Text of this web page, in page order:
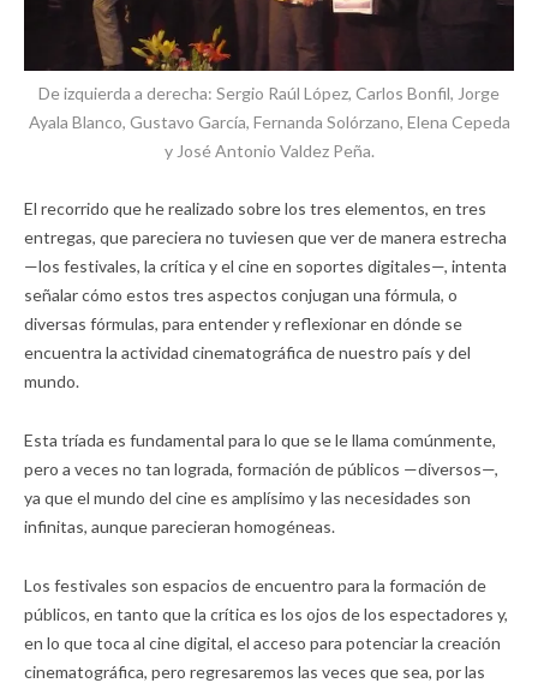
De izquierda a derecha: Sergio Raúl López, Carlos Bonfil, Jorge
Ayala Blanco, Gustavo García, Fernanda Solórzano, Elena Cepeda
y José Antonio Valdez Peña.
El recorrido que he realizado sobre los tres elementos, en tres
entregas, que pareciera no tuviesen que ver de manera estrecha
—los festivales, la crítica y el cine en soportes digitales—, intenta
señalar cómo estos tres aspectos conjugan una fórmula, o
diversas fórmulas, para entender y reflexionar en dónde se
encuentra la actividad cinematográfica de nuestro país y del
mundo.
Esta tríada es fundamental para lo que se le llama comúnmente,
pero a veces no tan lograda, formación de públicos —diversos—,
ya que el mundo del cine es amplísimo y las necesidades son
infinitas, aunque parecieran homogéneas.
Los festivales son espacios de encuentro para la formación de
públicos, en tanto que la crítica es los ojos de los espectadores y,
en lo que toca al cine digital, el acceso para potenciar la creación
cinematográfica, pero regresaremos las veces que sea, por las